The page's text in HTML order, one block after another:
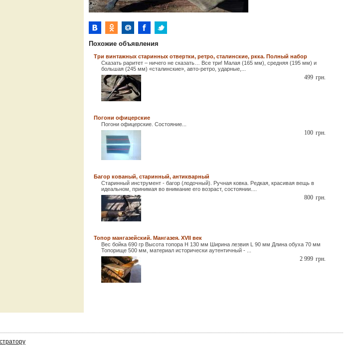
Похожие объявления
Три винтажных старинных отвертки, ретро, сталинские, ркка. Полный набор
Сказать раритет – ничего не сказать… Все три! Малая (165 мм), средняя (195 мм) и
большая (245 мм) «сталинские», авто-ретро, ударные,...
грн.
499
Погони офицерские
Погони офицерские. Состояние...
грн.
100
Багор кованый, старинный, антикварный
Старинный инструмент - багор (лодочный). Ручная ковка. Редкая, красивая вещь в
идеальном, принимая во внимание его возраст, состоянии....
грн.
800
Топор мангазейский. Мангазея. XVII век
Вес бойка 690 гр Высота топора H 130 мм Ширина лезвия L 90 мм Длина обуха 70 мм
Топорище 500 мм, материал исторически аутентичный - ...
грн.
2 999